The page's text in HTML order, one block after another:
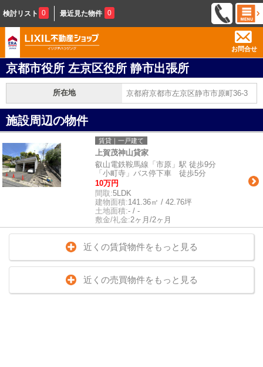
検討リスト 0 最近見た物件 0
お問合せ
京都市役所 左京区役所 静市出張所
所在地 京都府京都市左京区静市市原町36-3
施設周辺の物件
賃貸｜一戸建て
上賀茂神山貸家
叡山電鉄鞍馬線「市原」駅 徒歩9分
「小町寺」バス停下車 徒歩5分
10万円
間取:5LDK
建物面積:141.36㎡ / 42.76坪
土地面積:- / -
敷金/礼金:2ヶ月/2ヶ月
近くの賃貸物件をもっと見る
近くの売買物件をもっと見る